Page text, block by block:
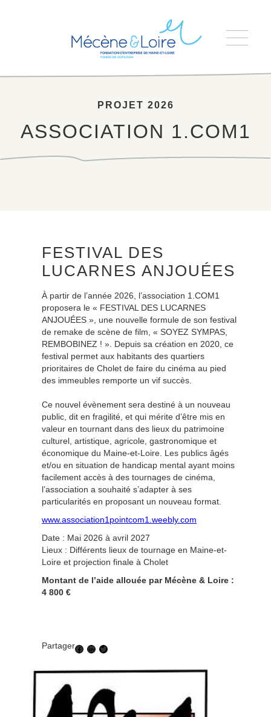
PROJET 2026
ASSOCIATION 1.COM1
FESTIVAL DES
LUCARNES ANJOUÉES
À partir de l’année 2026, l’association 1.COM1
proposera le « FESTIVAL DES LUCARNES
ANJOUÉES », une nouvelle formule de son festival
de remake de scène de film, « SOYEZ SYMPAS,
REMBOBINEZ ! ». Depuis sa création en 2020, ce
festival permet aux habitants des quartiers
prioritaires de Cholet de faire du cinéma au pied
des immeubles remporte un vif succès.
Ce nouvel évènement sera destiné à un nouveau
public, dit en fragilité, et qui mérite d’être mis en
valeur en tournant dans des lieux du patrimoine
culturel, artistique, agricole, gastronomique et
économique du Maine-et-Loire. Les publics âgés
et/ou en situation de handicap mental ayant moins
facilement accès à des tournages de cinéma,
l’association a souhaité s’adapter à ses
particularités en proposant un nouveau format.
www.association1pointcom1.weebly.com
Date : Mai 2026 à avril 2027
Lieux : Différents lieux de tournage en Maine-et-
Loire et projection finale à Cholet
Montant de l’aide allouée par Mécène & Loire :
4 800 €
PartagerFacebook LinkedIn Twitter